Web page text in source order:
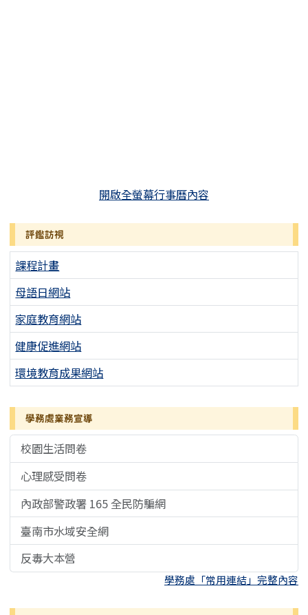
開啟全螢幕行事曆內容
評鑑訪視
課程計畫
母語日網站
家庭教育網站
健康促進網站
環境教育成果網站
學務處業務宣導
校園生活問卷
心理感受問卷
內政部警政署 165 全民防騙網
臺南市水域安全網
反毒大本營
學務處「常用連結」完整內容